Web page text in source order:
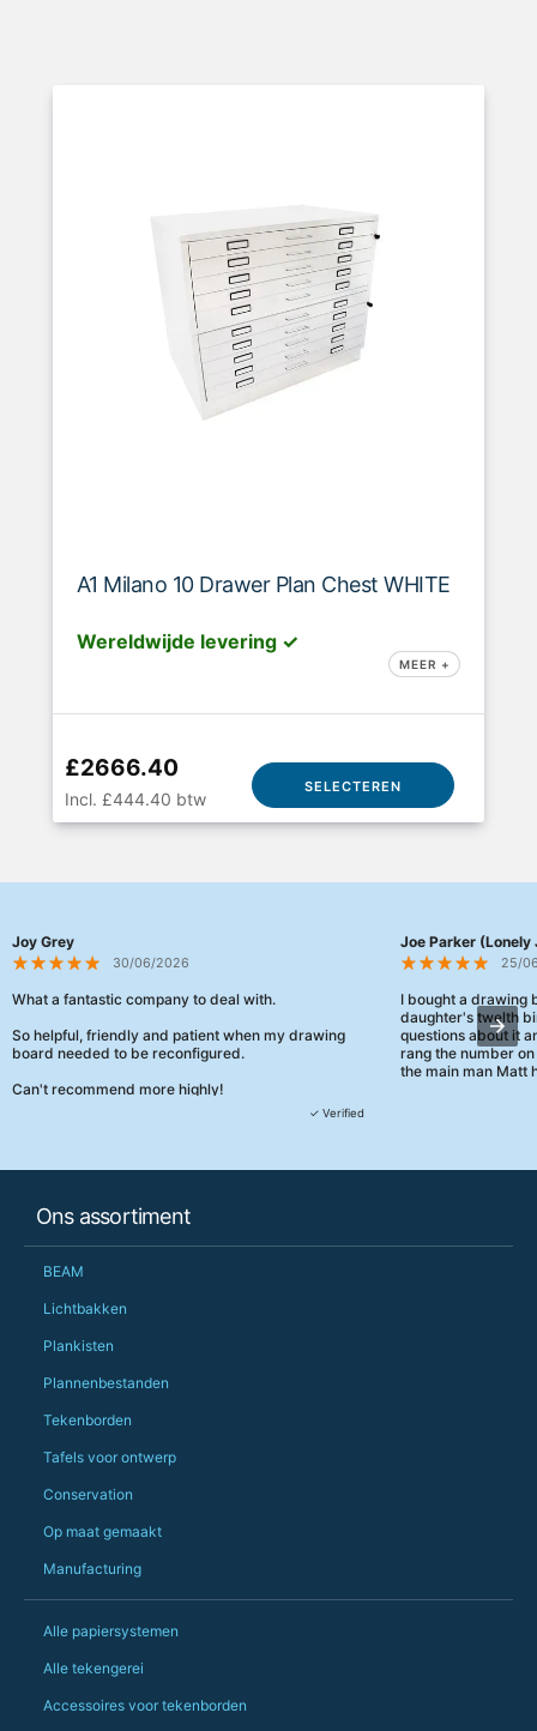
A1 Milano 10 Drawer Plan Chest WHITE
Wereldwijde levering ✓
MEER +
£2666.40
Incl. £444.40 btw
SELECTEREN
Joy Grey
30/06/2026
What a fantastic company to deal with.
So helpful, friendly and patient when my drawing
board needed to be reconfigured.
Can't recommend more highly!
✓ Verified
Joe Parker (Lonely
25/
I bought a drawing
daughter's twelth
questions about it
rang the number
the main man Matt
Ons assortiment
BEAM
Lichtbakken
Plankisten
Plannenbestanden
Tekenborden
Tafels voor ontwerp
Conservation
Op maat gemaakt
Manufacturing
Alle papiersystemen
Alle tekengerei
Accessoires voor tekenborden